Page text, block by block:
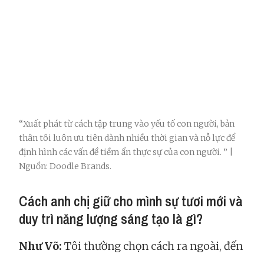
“Xuất phát từ cách tập trung vào yếu tố con người, bản
thân tôi luôn ưu tiên dành nhiều thời gian và nỗ lực để
định hình các vấn đề tiềm ẩn thực sự của con người. ” |
Nguồn: Doodle Brands.
Cách anh chị giữ cho mình sự tươi mới và
duy trì năng lượng sáng tạo là gì?
Như Võ: Tôi thường chọn cách ra ngoài, đến